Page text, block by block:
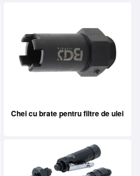
Chei cu brate pentru filtre de ulei